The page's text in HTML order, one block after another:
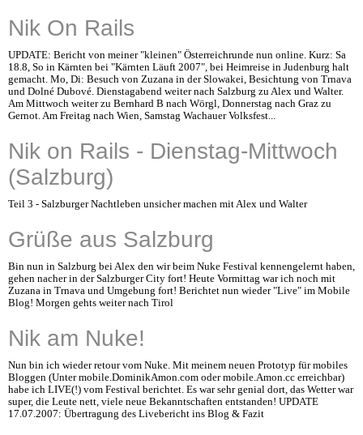
Nik On Rails
UPDATE: Bericht von meiner "kleinen" Österreichrunde nun online. Kurz: Sa
18.8, So in Kärnten bei "Kärnten Läuft 2007", bei Heimreise in Judenburg halt
gemacht. Mo, Di: Besuch von Zuzana in der Slowakei, Besichtung von Trnava
und Dolné Dubové. Dienstagabend weiter nach Salzburg zu Alex und Walter.
Am Mittwoch weiter zu Bernhard B nach Wörgl, Donnerstag nach Graz zu
Gernot. Am Freitag nach Wien, Samstag Wachauer Volksfest...
Nik on Rails - Dienstag-Mittwoch
(Salzburg)
Teil 3 - Salzburger Nachtleben unsicher machen mit Alex und Walter
Grüße aus Salzburg
Bin nun in Salzburg bei Alex den wir beim Nuke Festival kennengelernt haben,
gehen nacher in der Salzburger City fort! Heute Vormittag war ich noch mit
Zuzana in Trnava und Umgebung fort! Berichtet nun wieder "Live" im Mobile
Blog! Morgen gehts weiter nach Tirol
Nik am Nuke!
Nun bin ich wieder retour vom Nuke. Mit meinem neuen Prototyp für mobiles
Bloggen (Unter mobile.DominikAmon.com oder mobile.Amon.cc erreichbar)
habe ich LIVE(!) vom Festival berichtet. Es war sehr genial dort, das Wetter war
super, die Leute nett, viele neue Bekanntschaften entstanden! UPDATE
17.07.2007: Übertragung des Livebericht ins Blog & Fazit